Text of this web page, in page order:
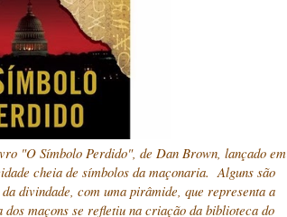
"O Símbolo Perdido", de Dan Brown, lançado em
cheia de símbolos da maçonaria. Alguns são
divindade, com uma pirâmide, que representa a
maçons se refletiu na criação da biblioteca do